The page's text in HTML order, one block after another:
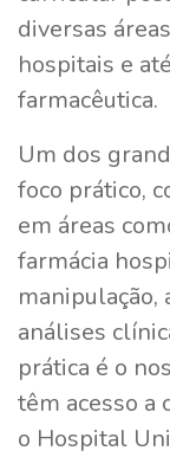
diversas
hospitais e
farmacêutica.
Um dos
foco prático,
em áreas
farmácia
análises
prática é o
têm acesso a
o Hospital